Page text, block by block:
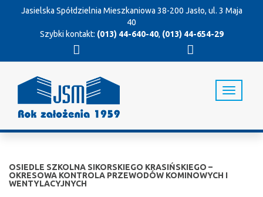
Jasielska Spółdzielnia Mieszkaniowa 38-200 Jasło, ul. 3 Maja
40
Szybki kontakt: (013) 44-640-40, (013) 44-654-29
T
o
OSIEDLE SZKOLNA SIKORSKIEGO KRASIŃSKIEGO –
OKRESOWA KONTROLA PRZEWODÓW KOMINOWYCH I
WENTYLACYJNYCH